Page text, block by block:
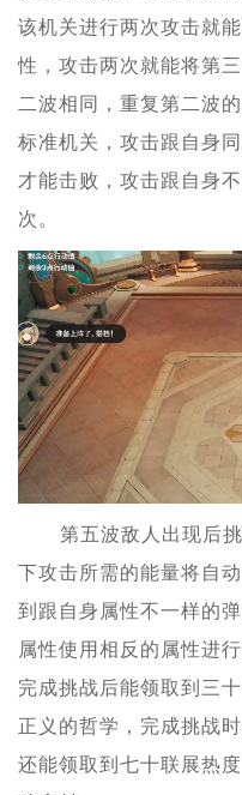
该机关进行两次攻击就
性，攻击两次就能将第
二波相同，重复第二波
标准机关，攻击跟自身
才能击败，攻击跟自身
次。
第五波敌人出现后
下攻击所需的能量将自
到跟自身属性不一样的
属性使用相反的属性进
完成挑战后能领取到三
正义的哲学，完成挑战
还能领取到七十联展热